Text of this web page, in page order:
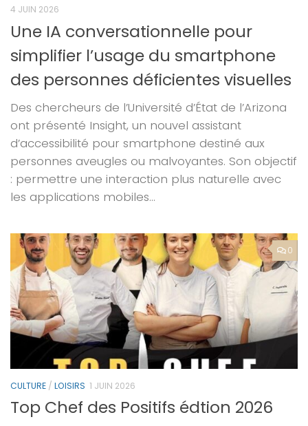
4 JUIN 2026
Une IA conversationnelle pour
simplifier l’usage du smartphone
des personnes déficientes visuelles
Des chercheurs de l’Université d’État de l’Arizona
ont présenté Insight, un nouvel assistant
d’accessibilité pour smartphone destiné aux
personnes aveugles ou malvoyantes. Son objectif
: permettre une interaction plus naturelle avec
les applications mobiles...
0
CULTURE / LOISIRS 1 JUIN 2026
Top Chef des Positifs édtion 2026